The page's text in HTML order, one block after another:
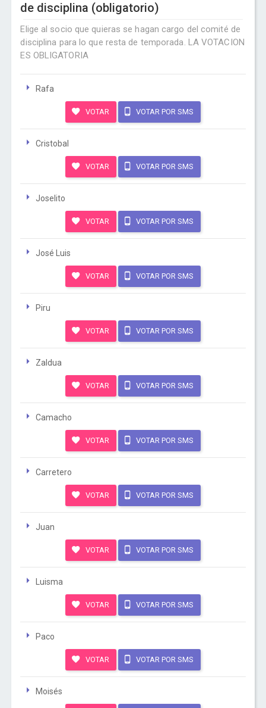
de disciplina (obligatorio)
Elige al socio que quieras se hagan cargo del comité de
disciplina para lo que resta de temporada. LA VOTACION
ES OBLIGATORIA
Rafa
VOTAR VOTAR POR SMS
Cristobal
VOTAR VOTAR POR SMS
Joselito
VOTAR VOTAR POR SMS
José Luis
VOTAR VOTAR POR SMS
Piru
VOTAR VOTAR POR SMS
Zaldua
VOTAR VOTAR POR SMS
Camacho
VOTAR VOTAR POR SMS
Carretero
VOTAR VOTAR POR SMS
Juan
VOTAR VOTAR POR SMS
Luisma
VOTAR VOTAR POR SMS
Paco
VOTAR VOTAR POR SMS
Moisés